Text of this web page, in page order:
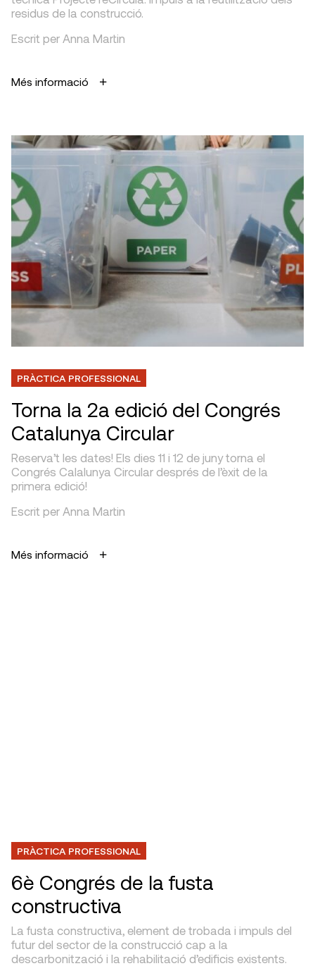
residus de la construcció.
Escrit per Anna Martin
Més informació
PRÀCTICA PROFESSIONAL
Torna la 2a edició del Congrés
Catalunya Circular
Reserva’t les dates! Els dies 11 i 12 de juny torna el
Congrés Calalunya Circular després de l’èxit de la
primera edició!
Escrit per Anna Martin
Més informació
PRÀCTICA PROFESSIONAL
6è Congrés de la fusta
constructiva
La fusta constructiva, element de trobada i impuls del
futur del sector de la construcció cap a la
descarbonització i la rehabilitació d’edificis existents.